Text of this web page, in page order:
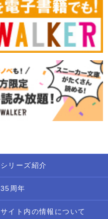
シリーズ紹介
35周年
サイト内の情報について